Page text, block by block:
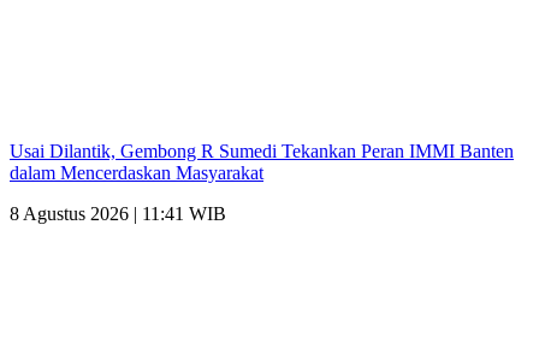
Usai Dilantik, Gembong R Sumedi Tekankan Peran IMMI Banten
dalam Mencerdaskan Masyarakat
8 Agustus 2026 | 11:41 WIB